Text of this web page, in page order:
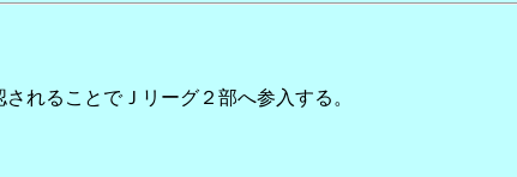
れることでＪリーグ２部へ参入する。